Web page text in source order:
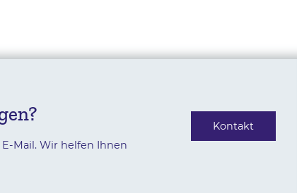
Mail. Wir helfen Ihnen
Kontakt